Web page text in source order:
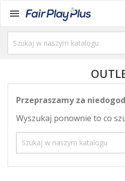

Przepraszamy za
Wyszukaj ponownie to co